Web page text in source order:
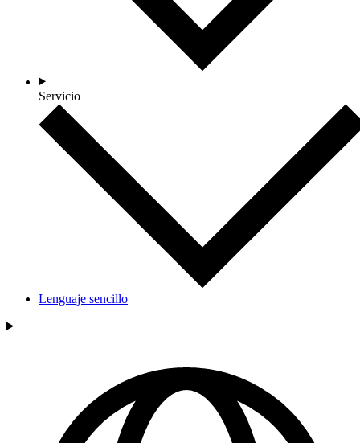
Servicio
Lenguaje sencillo